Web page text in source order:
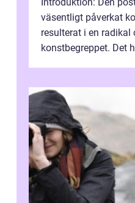
väsentligt påverkat
resulterat i en
konstbegreppet. Det